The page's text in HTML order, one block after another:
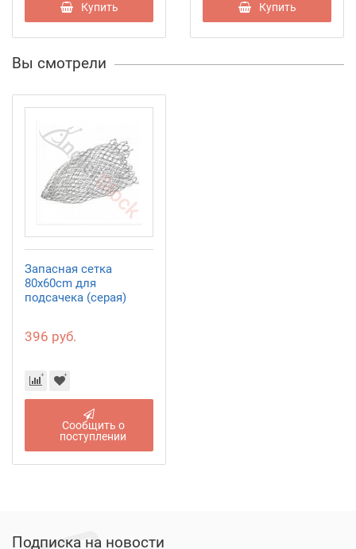
Купить Купить
Вы смотрели
Запасная сетка
80x60cm для
подсачека (серая)
396 руб.
Сообщить о
поступлении
Подписка на новости